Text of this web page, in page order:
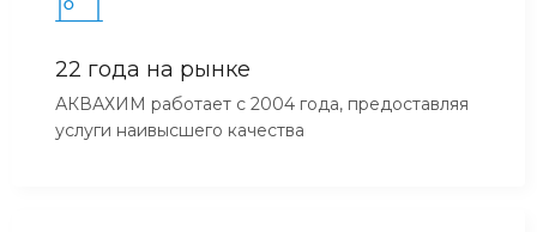
22 года на рынке
АКВАХИМ работает с 2004 года, предоставляя
услуги наивысшего качества